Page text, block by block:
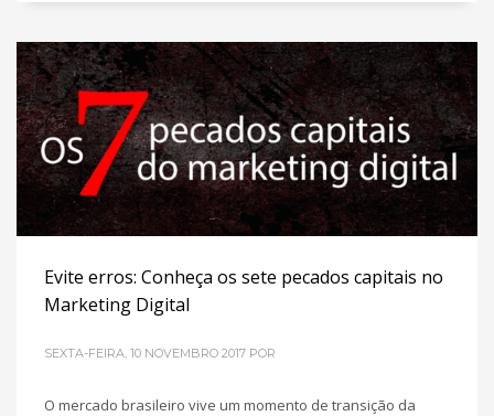
Evite erros: Conheça os sete pecados capitais no
Marketing Digital
SEXTA-FEIRA, 10 NOVEMBRO 2017 POR
O mercado brasileiro vive um momento de transição da